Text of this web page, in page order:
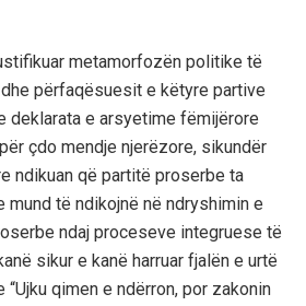
metamorfozën politike të
përfaqësuesit e këtyre partive
deklarata e arsyetime fëmijërore
çdo mendje njerëzore, sikundër
ndikuan që partitë proserbe ta
mund të ndikojnë në ndryshimin e
ndaj proceseve integruese të
sikur e kanë harruar fjalën e urtë
qimen e ndërron, por zakonin